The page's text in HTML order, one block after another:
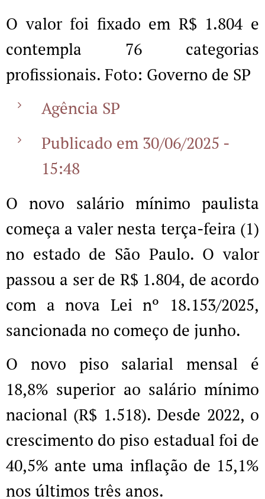
O valor foi fixado em R$ 1.804 e
contempla 76 categorias
profissionais. Foto: Governo de SP
Agência SP
Publicado em 30/06/2025 -
15:48
O novo salário mínimo paulista
começa a valer nesta terça-feira (1)
no estado de São Paulo. O valor
passou a ser de R$ 1.804, de acordo
com a nova Lei nº 18.153/2025,
sancionada no começo de junho.
O novo piso salarial mensal é
18,8% superior ao salário mínimo
nacional (R$ 1.518). Desde 2022, o
crescimento do piso estadual foi de
40,5% ante uma inflação de 15,1%
nos últimos três anos.